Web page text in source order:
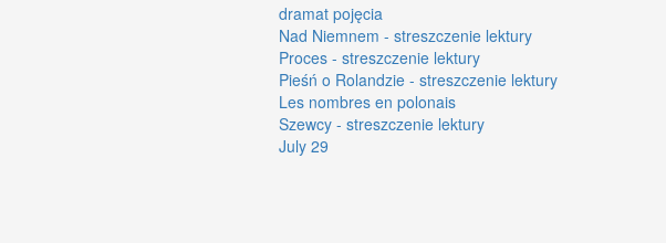
dramat pojęcia
Nad Niemnem - streszczenie lektury
Proces - streszczenie lektury
Pieśń o Rolandzie - streszczenie lektury
Les nombres en polonais
Szewcy - streszczenie lektury
July 29